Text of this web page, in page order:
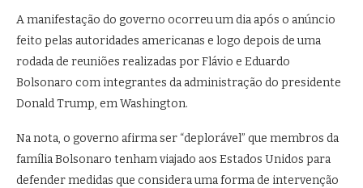
A manifestação do governo ocorreu um dia após o anúncio
feito pelas autoridades americanas e logo depois de uma
rodada de reuniões realizadas por Flávio e Eduardo
Bolsonaro com integrantes da administração do presidente
Donald Trump, em Washington.
Na nota, o governo afirma ser “deplorável” que membros da
família Bolsonaro tenham viajado aos Estados Unidos para
defender medidas que considera uma forma de intervenção